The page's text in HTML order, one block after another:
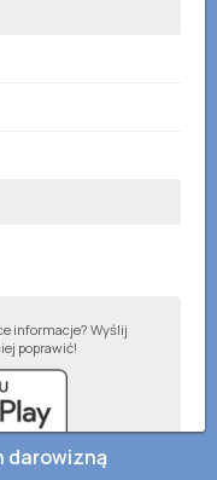
informacje? Wyślij
poprawić!
darowizną